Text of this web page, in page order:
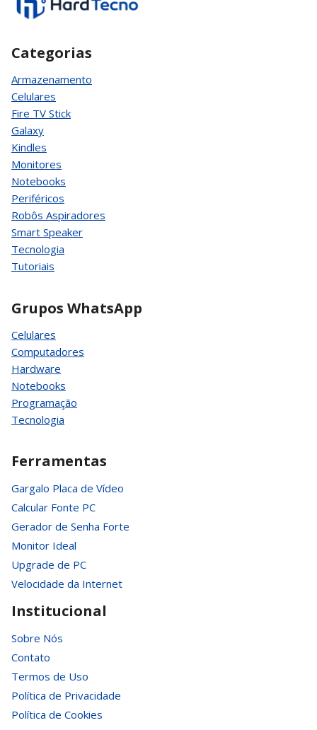
Categorias
Armazenamento
Celulares
Fire TV Stick
Galaxy
Kindles
Monitores
Notebooks
Periféricos
Robôs Aspiradores
Smart Speaker
Tecnologia
Tutoriais
Grupos WhatsApp
Celulares
Computadores
Hardware
Notebooks
Programação
Tecnologia
Ferramentas
Gargalo Placa de Vídeo
Calcular Fonte PC
Gerador de Senha Forte
Monitor Ideal
Upgrade de PC
Velocidade da Internet
Institucional
Sobre Nós
Contato
Termos de Uso
Política de Privacidade
Política de Cookies